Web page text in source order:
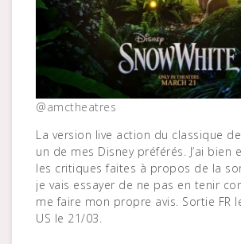
@amctheatres
La version live action du classique
un de mes Disney préférés. J’ai bien
les critiques faites à propos de la
je vais essayer de ne pas en tenir
me faire mon propre avis. Sortie FR
US le 21/03.